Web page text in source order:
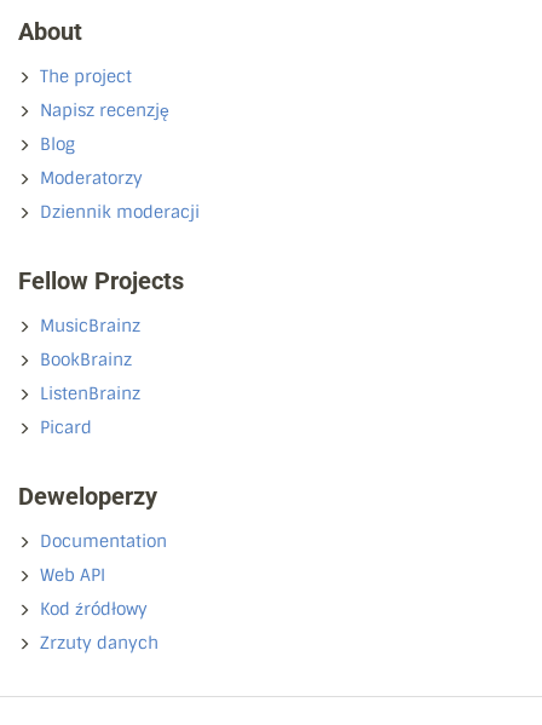
About
The project
Napisz recenzję
Blog
Moderatorzy
Dziennik moderacji
Fellow Projects
MusicBrainz
BookBrainz
ListenBrainz
Picard
Deweloperzy
Documentation
Web API
Kod źródłowy
Zrzuty danych